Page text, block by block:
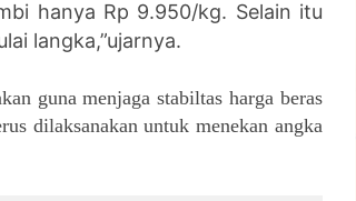
hanya Rp 9.950/kg. Selain itu
langka,”ujarnya.
guna menjaga stabiltas harga beras
dilaksanakan untuk menekan angka